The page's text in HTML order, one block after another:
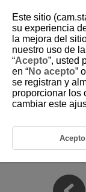
7 Register/
to/Load From
This chapter covers
which can batch
set on the camera
7-1 Function
7-2 Usage
Este sitio
su experiencia
la mejora del
nuestro uso de
“Acepto”, usted
en “No acepto”
se registran y
proporcionar los
cambiar este
Acepto